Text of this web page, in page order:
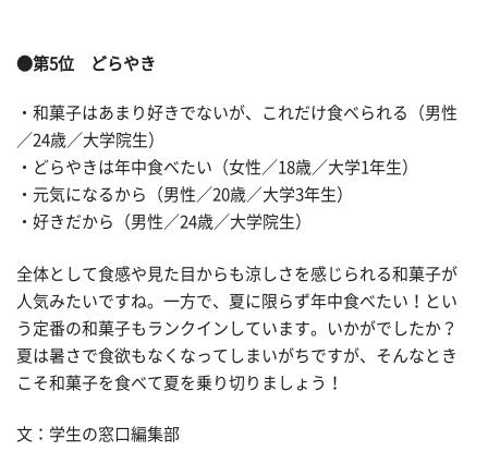
●第5位 どらやき
・和菓子はあまり好きでないが、これだけ食べられる（男性
／24歳／大学院生）
・どらやきは年中食べたい（女性／18歳／大学1年生）
・元気になるから（男性／20歳／大学3年生）
・好きだから（男性／24歳／大学院生）
全体として食感や見た目からも涼しさを感じられる和菓子が
人気みたいですね。一方で、夏に限らず年中食べたい！とい
う定番の和菓子もランクインしています。いかがでしたか？
夏は暑さで食欲もなくなってしまいがちですが、そんなとき
こそ和菓子を食べて夏を乗り切りましょう！
文：学生の窓口編集部